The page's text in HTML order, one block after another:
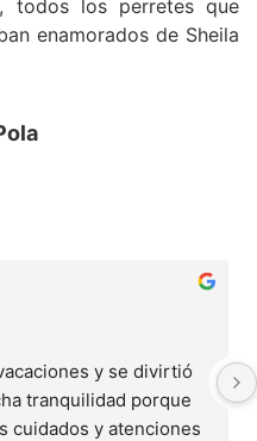
todos los perretes que
enamorados de Sheila
y se divirtió
tranquilidad porque
cuidados y atenciones